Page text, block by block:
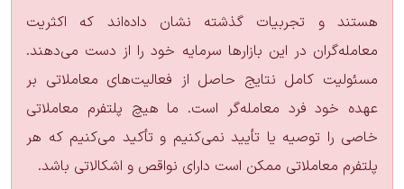
هستند و تجربیات گذشته نشان داده‌اند که اکثریت
معامله‌گران در این بازارها سرمایه خود را از دست می‌دهند.
مسئولیت کامل نتایج حاصل از فعالیت‌های معاملاتی بر
عهده خود فرد معامله‌گر است. ما هیچ پلتفرم معاملاتی
خاصی را توصیه یا تأیید نمی‌کنیم و تأکید می‌کنیم که هر
پلتفرم معاملاتی ممکن است دارای نواقص و اشکالاتی باشد.